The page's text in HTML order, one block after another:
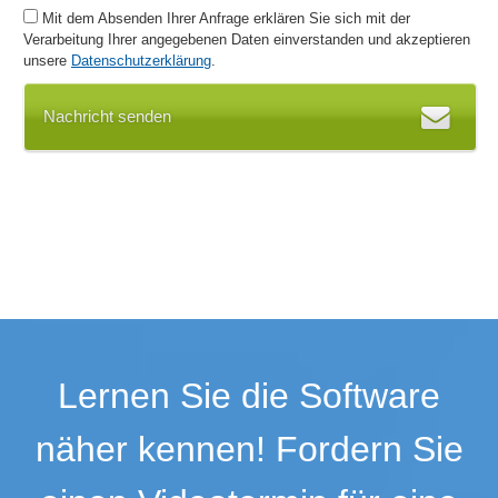
Produktnummer
Qualitätsmanagement
Replikation
Sachmerkmale
Texterkennung (OCR)
Verschiebeoperationen
Versionsmanagement
Vervielfältigungsassistent
Mit dem Absenden Ihrer Anfrage erklären Sie sich mit der
Verarbeitung Ihrer angegebenen Daten einverstanden und akzeptieren
unsere Datenschutzerklärung.
Nachricht senden
Lernen Sie die Software
näher kennen! Fordern Sie